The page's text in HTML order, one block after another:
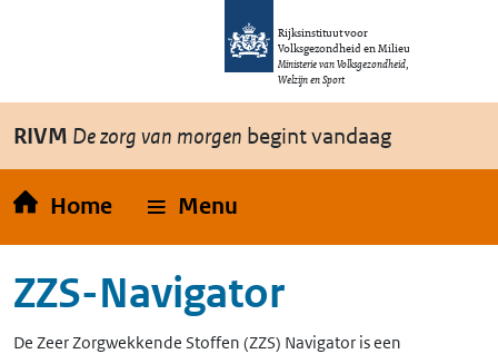
Overslaan en naar de inhoud gaan
Rijksinstituut voor
Volksgezondheid en Milieu
Ministerie van Volksgezondheid,
Welzijn en Sport
RIVM De zorg van morgen begint vandaag
Home Menu
ZZS-Navigator
De Zeer Zorgwekkende Stoffen (ZZS) Navigator is een